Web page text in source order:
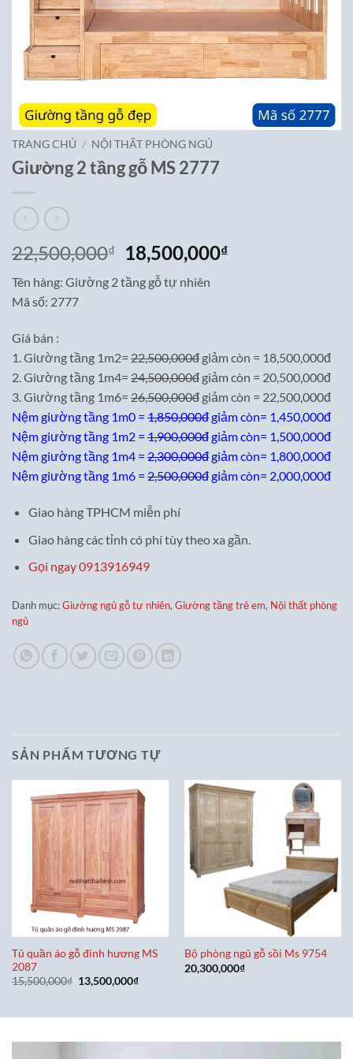
TRANG CHỦ / NỘI THẤT PHÒNG NGỦ
Giường 2 tầng gỗ MS 2777
22,500,000₫
Giá
gốc
là:
18,500,000₫Giá
Tên hàng: Giường 2 tầng gỗ tự nhiên
Mã số: 2777
Giá bán :
1. Giường tầng 1m2= 22,500,000đ giảm còn = 18,500,000đ
2. Giường tầng 1m4= 24,500,000đ giảm còn = 20,500,000đ
3. Giường tầng 1m6= 26,500,000đ giảm còn = 22,500,000đ
Nệm giường tầng 1m0 = 1,850,000đgiảm còn= 1,450,000đ
Nệm giường tầng 1m2 = 1,900,000đgiảm còn= 1,500,000đ
Nệm giường tầng 1m4 = 2,300,000đgiảm còn= 1,800,000đ
Nệm giường tầng 1m6 = 2,500,000đgiảm còn= 2,000,000đ
Giao hàng TPHCM miễn phí
Giao hàng các tỉnh có phí tùy theo xa gần.
Gọi ngay 0913916949
Danh mục:Giường ngủ gỗ tự nhiên, Giường tầng trẻ em, Nội thất phòng
ngủ
SẢN PHẨM TƯƠNG TỰ
Tủ quần áo gỗ đinh hương MS
2087
15,500,000₫ Giá
gốc
13,500,000₫Giá
13,500,000₫.
Bộ phòng ngủ gỗ sồi Ms 9754
20,300,000₫